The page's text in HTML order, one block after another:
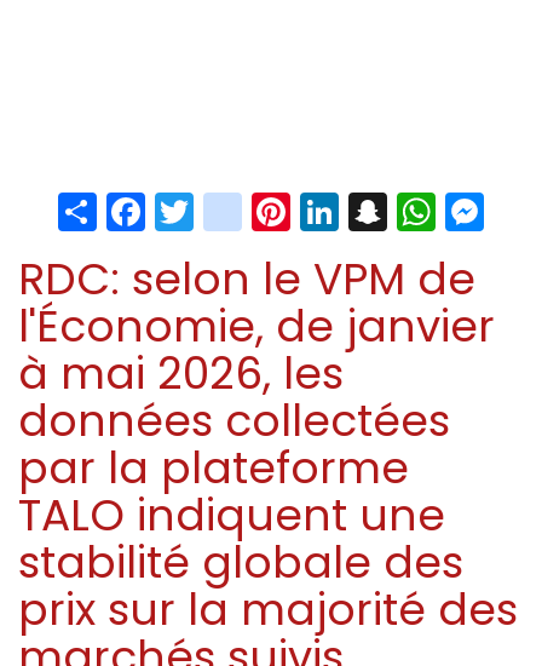
ShareFacebook
Twitter
instagram
Pinterest
LinkedIn
Snapchat
RDC: selon le VPM de
l'Économie, de janvier
à mai 2026, les
données collectées
par la plateforme
TALO indiquent une
stabilité globale des
prix sur la majorité des